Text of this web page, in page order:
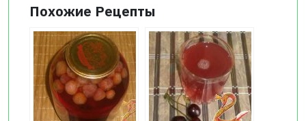
Похожие Рецепты